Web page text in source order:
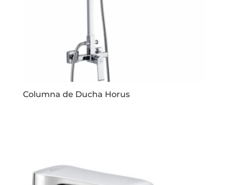
Columna de Ducha Horus